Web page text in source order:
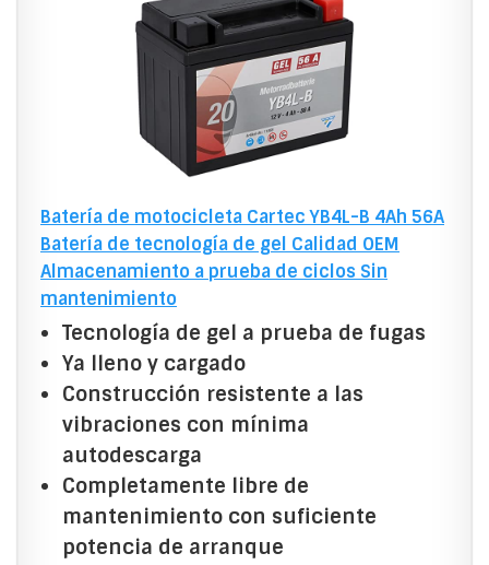
Batería de motocicleta Cartec YB4L-B 4Ah 56A
Batería de tecnología de gel Calidad OEM
Almacenamiento a prueba de ciclos Sin
mantenimiento
Tecnología de gel a prueba de fugas
Ya lleno y cargado
Construcción resistente a las
vibraciones con mínima
autodescarga
Completamente libre de
mantenimiento con suficiente
potencia de arranque